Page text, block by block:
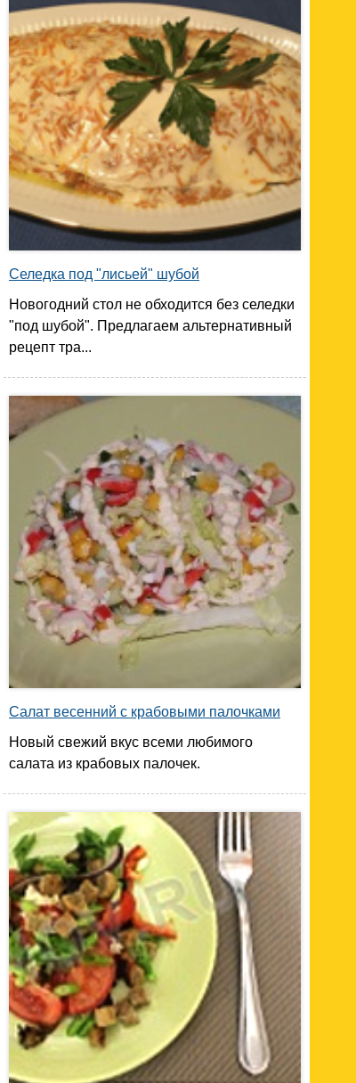
Селедка под "лисьей" шубой
Новогодний стол не обходится без селедки
"под шубой". Предлагаем альтернативный
рецепт тра...
Салат весенний с крабовыми палочками
Новый свежий вкус всеми любимого
салата из крабовых палочек.